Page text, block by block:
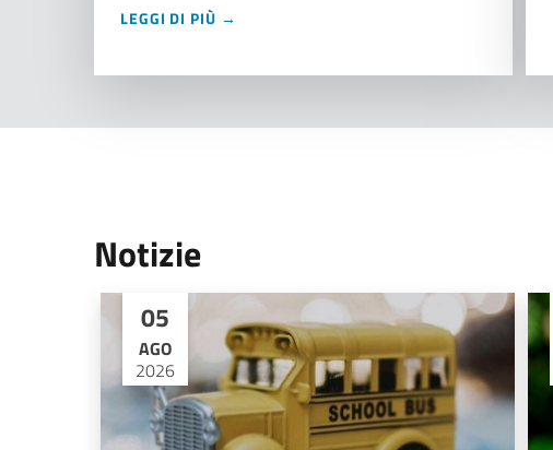
LEGGI DI PIÙ →
Notizie
05
AGO
2026